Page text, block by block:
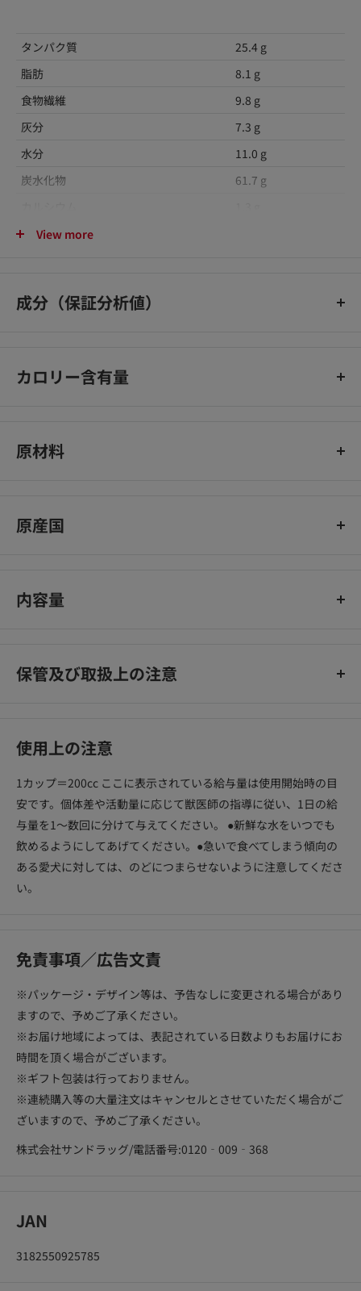
タンパク質
25.4 g
脂肪
8.1 g
食物繊維
9.8 g
灰分
7.3 g
水分
11.0 g
炭水化物
61.7 g
カリウム
亜鉛
EPA+DHA
ビタミンE
（単位/400kcal）
View more
成分（保証分析値）
カロリー含有量
原材料
および酵母エキス、魚油（オメガ3系不飽和脂肪酸〔EPA+DHA〕
ニン、L-リジン、タウリン）、乳化剤（グリセリン脂肪酸エステ
ル）、ゼオライト、ミネラル類（Cl、Na、K、Zn、Mn、Fe、
B12）、保存料（ソルビン酸カリウム）、酸化防止剤（ミックス
で、品質に問題はありません。 ※輸送、保管時の気温の変動によ
り、油脂成分が粒の表面に溶け出してくることもありますが品質
に問題はありません。
原産国
内容量
保管及び取扱上の注意
使用上の注意
1カップ＝200cc ここに表示されている給与量は使用開始時の目
安です。個体差や活動量に応じて獣医師の指導に従い、1日の給
与量を1～数回に分けて与えてください。 ●新鮮な水をいつでも
飲めるようにしてあげてください。●急いで食べてしまう傾向の
ある愛犬に対しては、のどにつまらせないように注意してくださ
い。
免責事項／広告文責
※パッケージ・デザイン等は、予告なしに変更される場合があり
ますので、予めご了承ください。
※お届け地域によっては、表記されている日数よりもお届けにお
時間を頂く場合がございます。
※ギフト包装は行っておりません。
※連続購入等の大量注文はキャンセルとさせていただく場合がご
ざいますので、予めご了承ください。
株式会社サンドラッグ/電話番号:0120‐009‐368
JAN
3182550925785